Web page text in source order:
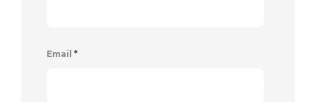
Email *